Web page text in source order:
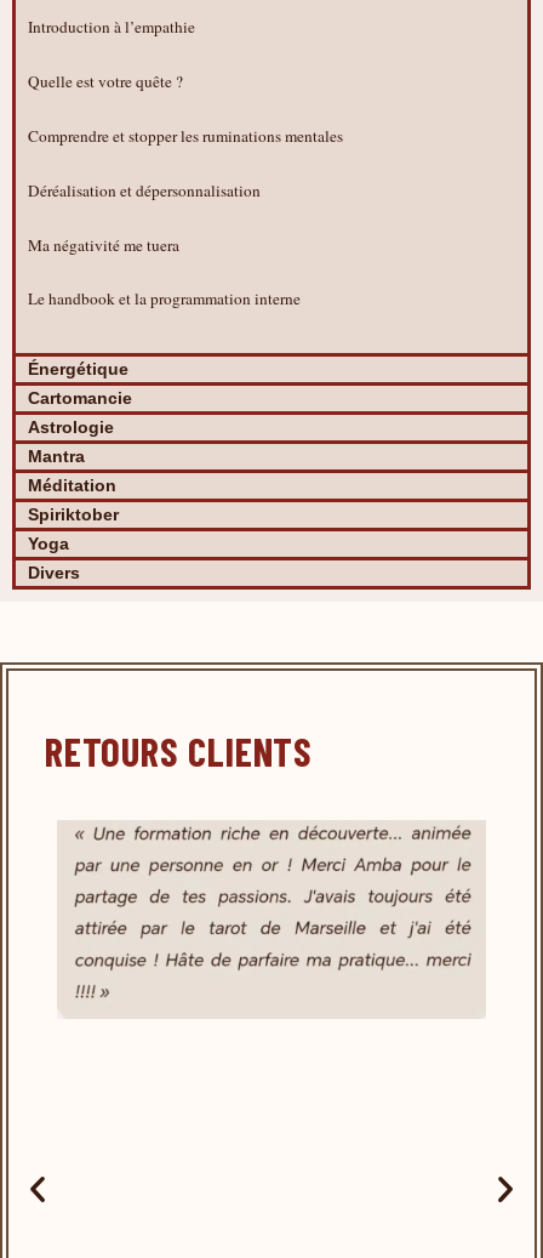
Introduction à l’empathie
Quelle est votre quête ?
Comprendre et stopper les ruminations mentales
Déréalisation et dépersonnalisation
Ma négativité me tuera
Le handbook et la programmation interne
Énergétique
Cartomancie
Astrologie
Mantra
Méditation
Spiriktober
Yoga
Divers
RETOURS CLIENTS